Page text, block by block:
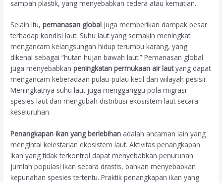
sampah plastik, yang menyebabkan cedera atau kematian.
Selain itu,pemanasan global juga memberikan dampak besar
terhadap kondisi laut. Suhu laut yang semakin meningkat
mengancam kelangsungan hidup terumbu karang, yang
dikenal sebagai “hutan hujan bawah laut.” Pemanasan global
juga menyebabkanpeningkatan permukaan air lautyang dapat
mengancam keberadaan pulau-pulau kecil dan wilayah pesisir.
Meningkatnya suhu laut juga mengganggu pola migrasi
spesies laut dan mengubah distribusi ekosistem laut secara
keseluruhan.
Penangkapan ikan yang berlebihan adalah ancaman lain yang
mengintai kelestarian ekosistem laut. Aktivitas penangkapan
ikan yang tidak terkontrol dapat menyebabkan penurunan
jumlah populasi ikan secara drastis, bahkan menyebabkan
kepunahan spesies tertentu. Praktik penangkapan ikan yang